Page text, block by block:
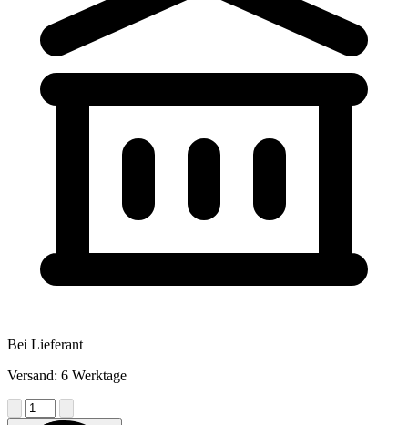
Bei Lieferant
Versand: 6 Werktage